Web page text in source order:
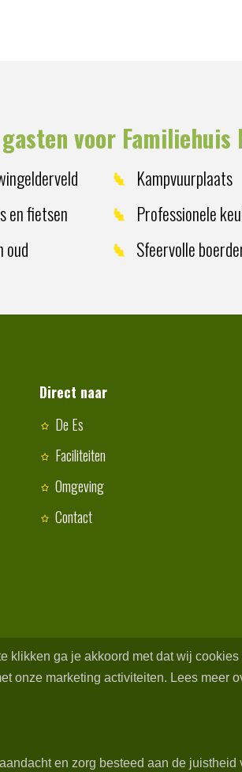
voor
en fietsen
oud
Kampvuurplaats
Professionele
Sfeervolle
Direct naar
De Es
Faciliteiten
Omgeving
Contact
klikken ga je akkoord met dat wij
onze marketing activiteiten. Lees meer
en zorg besteed aan de